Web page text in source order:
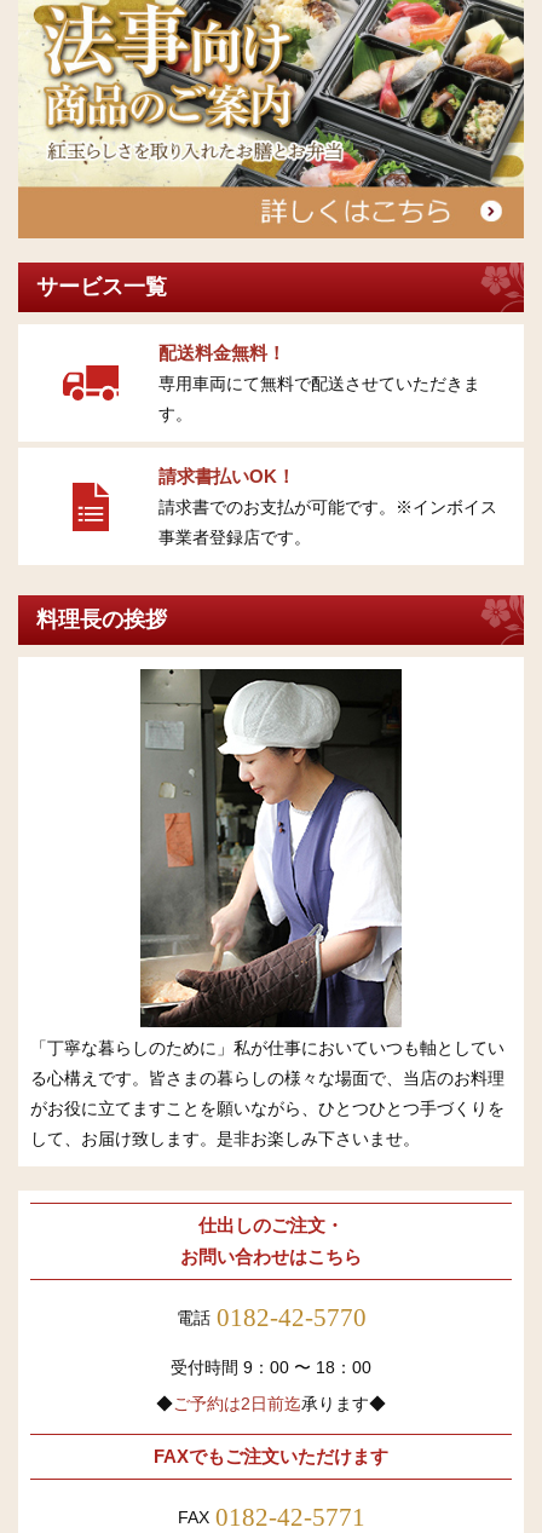
サービス一覧
配送料金無料！
専用車両にて無料で配送させていただきま
す。
請求書払いOK！
請求書でのお支払が可能です。※インボイス
事業者登録店です。
料理長の挨拶
「丁寧な暮らしのために」私が仕事においていつも軸としてい
る心構えです。皆さまの暮らしの様々な場面で、当店のお料理
がお役に立てますことを願いながら、ひとつひとつ手づくりを
して、お届け致します。是非お楽しみ下さいませ。
仕出しのご注文・
お問い合わせはこちら
電話 0182-42-5770
受付時間 9：00 〜 18：00
◆ご予約は2日前迄承ります◆
FAXでもご注文いただけます
FAX 0182-42-5771